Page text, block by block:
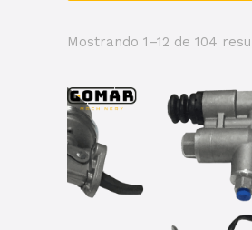
Mostrando 1–12 de 104